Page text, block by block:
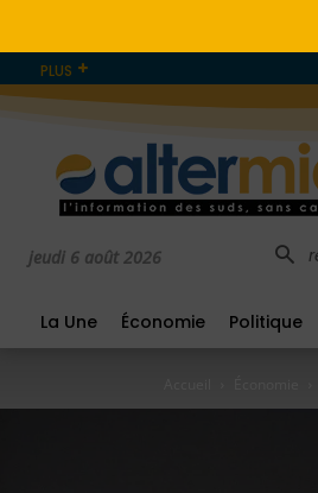
PLUS
jeudi 6 août 2026
La Une Économie Politique